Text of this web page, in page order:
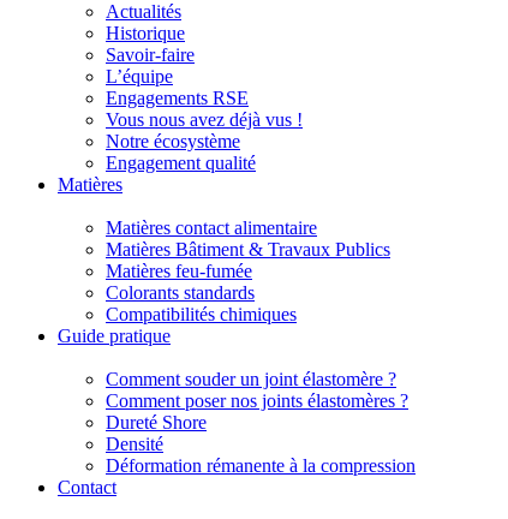
Actualités
Historique
Savoir-faire
L’équipe
Engagements RSE
Vous nous avez déjà vus !
Notre écosystème
Engagement qualité
Matières
Matières contact alimentaire
Matières Bâtiment & Travaux Publics
Matières feu-fumée
Colorants standards
Compatibilités chimiques
Guide pratique
Comment souder un joint élastomère ?
Comment poser nos joints élastomères ?
Dureté Shore
Densité
Déformation rémanente à la compression
Contact